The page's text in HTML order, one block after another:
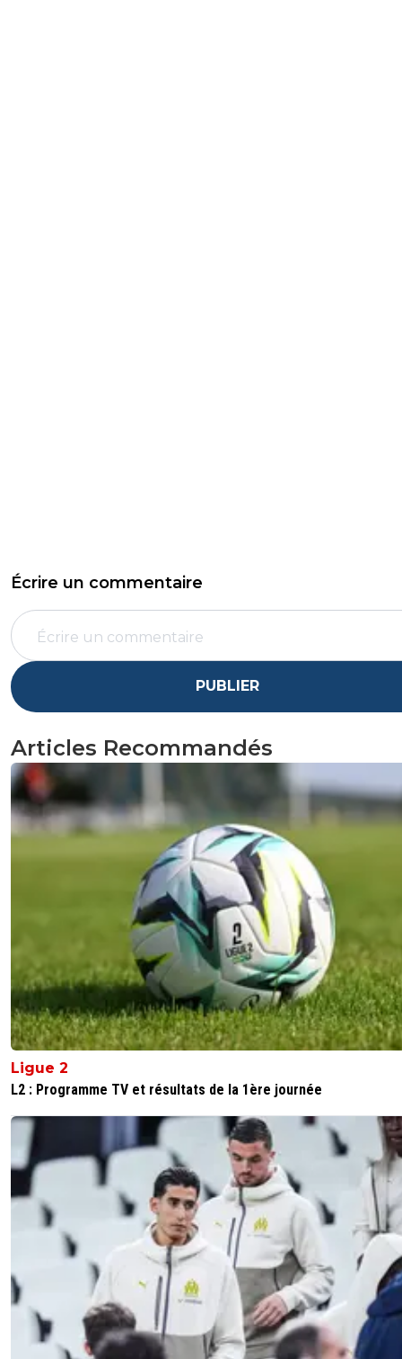
Écrire un commentaire
PUBLIER
Articles Recommandés
Ligue 2
L2 : Programme TV et résultats de la 1ère journée